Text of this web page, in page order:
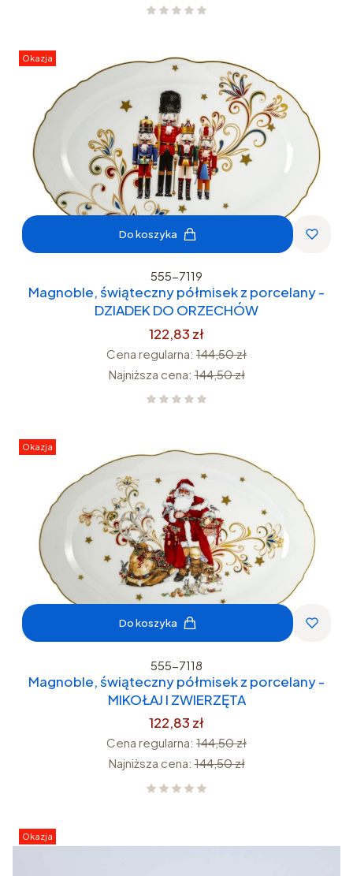
Okazja
Do koszyka
555-7119
Magnoble, świąteczny półmisek z porcelany -
DZIADEK DO ORZECHÓW
122,83 zł
Cena regularna: 144,50 zł
Najniższa cena: 144,50 zł
Okazja
Do koszyka
555-7118
Magnoble, świąteczny półmisek z porcelany -
MIKOŁAJ I ZWIERZĘTA
122,83 zł
Cena regularna: 144,50 zł
Najniższa cena: 144,50 zł
Okazja